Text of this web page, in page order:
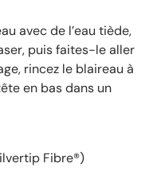
avec de l’eau tiède,
puis faites-le aller
rincez le blaireau à
en bas dans un
Fibre®)